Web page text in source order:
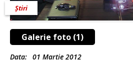
Galerie foto (1)
Știri
Data: 01 Martie 2012